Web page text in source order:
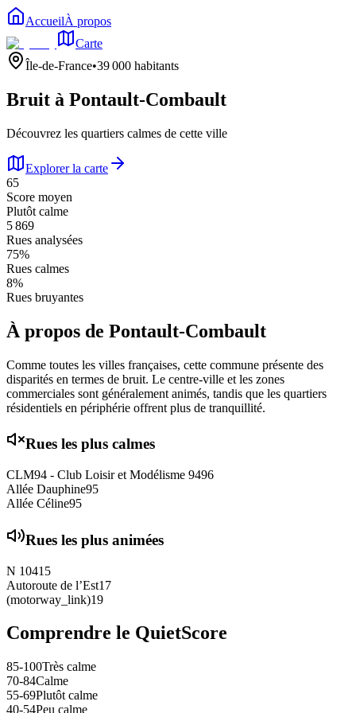
AccueilÀ propos
Carte
Île-de-France•39 000 habitants
Bruit à Pontault-Combault
Découvrez les quartiers calmes de cette ville
Explorer la carte
65
Score moyen
Plutôt calme
5 869
Rues analysées
75%
Rues calmes
8%
Rues bruyantes
À propos de Pontault-Combault
Comme toutes les villes françaises, cette commune présente des
disparités en termes de bruit. Le centre-ville et les zones
commerciales sont généralement animés, tandis que les quartiers
résidentiels en périphérie offrent plus de tranquillité.
Rues les plus calmes
CLM94 - Club Loisir et Modélisme 9496
Allée Dauphine95
Allée Céline95
Rues les plus animées
N 10415
Autoroute de l’Est17
(motorway_link)19
Comprendre le QuietScore
85-100Très calme
70-84Calme
55-69Plutôt calme
40-54Peu calme